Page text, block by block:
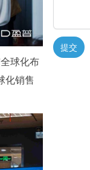
球化布
化销售
提交